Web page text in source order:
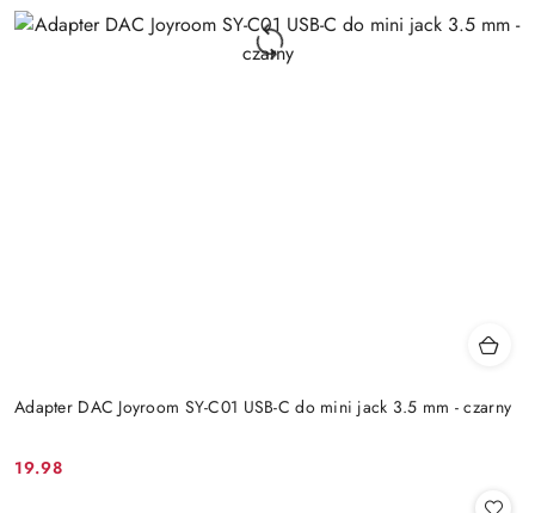
Adapter DAC Joyroom SY-C01 USB-C do mini jack 3.5 mm - czarny
Cena:
19.98